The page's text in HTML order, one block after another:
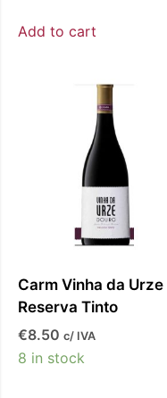
Add to cart
Carm Vinha da Urze
Reserva Tinto
€8.50 c/ IVA
8 in stock